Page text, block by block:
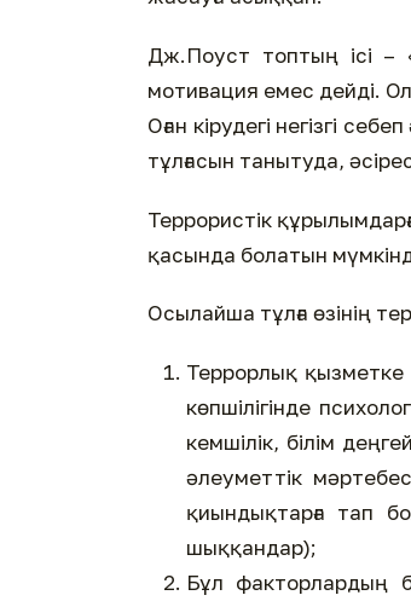
Дж.Поуст топтың ісі –
мотивация емес дейді.
Оған кірудегі негізгі
тұлғасын танытуда,
Террористік
қасында болатын
Осылайша тұлға өзінің
Террорлық қызметке
көпшілігінде
кемшілік, білім
әлеуметтік
қиындықтарға тап
шыққандар);
Бұл факторлардың